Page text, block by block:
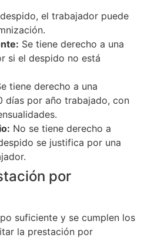
el trabajador puede
Se tiene derecho a una
si el despido no está
tiene derecho a una
días por año trabajado, con
No se tiene derecho a
se justifica por una
por
suficiente y se cumplen los
la prestación por